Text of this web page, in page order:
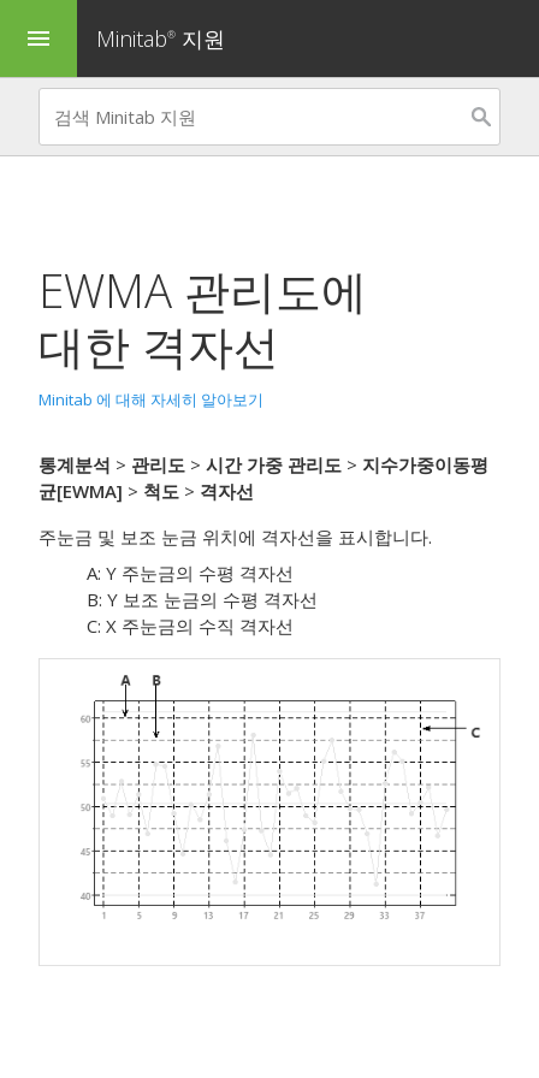
menu Minitab® 지원
EWMA 관리도에
대한 격자선
Minitab 에 대해 자세히 알아보기
통계분석 > 관리도 > 시간 가중 관리도 > 지수가중이동평
균[EWMA] > 척도 > 격자선
주눈금 및 보조 눈금 위치에 격자선을 표시합니다.
A: Y 주눈금의 수평 격자선
B: Y 보조 눈금의 수평 격자선
C: X 주눈금의 수직 격자선